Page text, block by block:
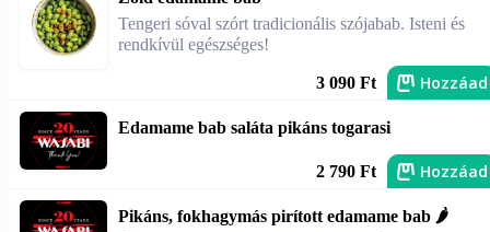
Tengeri sóval szórt tradicionális szójabab. Isteni és
rendkívül egészséges!
3 090 Ft Hozzáad
Edamame bab saláta pikáns togarasi
2 790 Ft Hozzáad
Pikáns, fokhagymás pirított edamame bab 🌶️